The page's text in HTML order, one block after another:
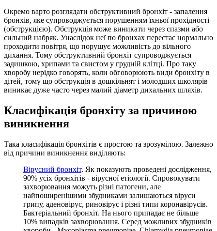
Окремо варто розглядати обструктивний бронхіт - запалення
бронхів, яке супроводжується порушенням їхньої прохідності
(обструкцією). Обструкція може виникати через спазми або
сильний набряк. Унаслідок неї по бронхах перестає нормально
проходити повітря, що порушує можливість до вільного
дихання. Тому обструктивний бронхіт супроводжується
задишкою, хрипами та свистом у грудній клітці. Про таку
хворобу нерідко говорять, коли обговорюють види бронхіту в
дітей, тому що обструкція в дошкільнят і молодших школярів
виникає дуже часто через малий діаметр дихальних шляхів.
Класифікація бронхіту за причиною
виникнення
Така класифікація бронхітів є простою та зрозумілою. Залежно
від причини виникнення виділяють:
Вірусний бронхіт. Як показують проведені дослідження,
90% усіх бронхітів - вірусної етіології. Спровокувати
захворювання можуть різні патогени, але
найпоширенішими збудниками залишаються віруси
грипу, аденовірус, риновірус і різні типи коронавірусів.
Бактеріальний бронхіт. На нього припадає не більше
10% випадків захворювання. Серед можливих збудників